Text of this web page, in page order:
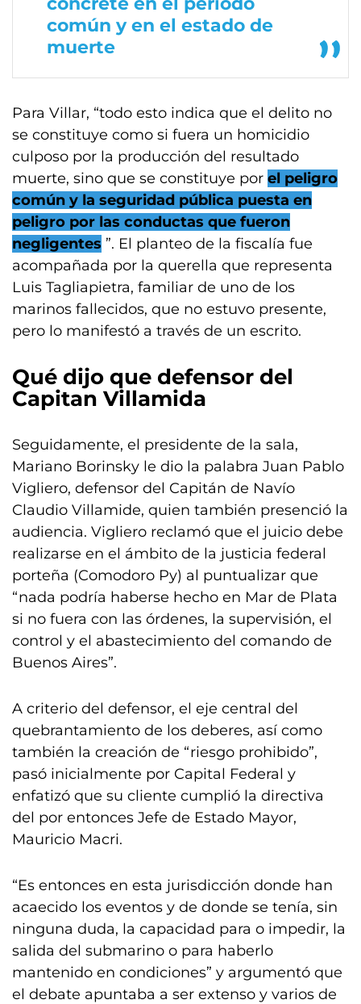
común y en el estado de
muerte
Para Villar, “todo esto indica que el delito no
se constituye como si fuera un homicidio
culposo por la producción del resultado
muerte, sino que se constituye por el peligro
común y la seguridad pública puesta en
peligro por las conductas que fueron
negligentes ”. El planteo de la fiscalía fue
acompañada por la querella que representa
Luis Tagliapietra, familiar de uno de los
marinos fallecidos, que no estuvo presente,
pero lo manifestó a través de un escrito.
Qué dijo que defensor del
Capitan Villamida
Seguidamente, el presidente de la sala,
Mariano Borinsky le dio la palabra Juan Pablo
Vigliero, defensor del Capitán de Navío
Claudio Villamide, quien también presenció la
audiencia. Vigliero reclamó que el juicio debe
realizarse en el ámbito de la justicia federal
porteña (Comodoro Py) al puntualizar que
“nada podría haberse hecho en Mar de Plata
si no fuera con las órdenes, la supervisión, el
control y el abastecimiento del comando de
Buenos Aires”.
A criterio del defensor, el eje central del
quebrantamiento de los deberes, así como
también la creación de “riesgo prohibido”,
pasó inicialmente por Capital Federal y
enfatizó que su cliente cumplió la directiva
del por entonces Jefe de Estado Mayor,
Mauricio Macri.
“Es entonces en esta jurisdicción donde han
acaecido los eventos y de donde se tenía, sin
ninguna duda, la capacidad para o impedir, la
salida del submarino o para haberlo
mantenido en condiciones” y argumentó que
el debate apuntaba a ser extenso y varios de